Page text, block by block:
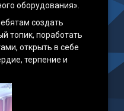
оборудования».
создать
топик, поработать
открыть в себе
терпение и